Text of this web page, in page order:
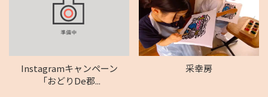
Instagramキャンペーン
「おどりDe郡...
采幸房